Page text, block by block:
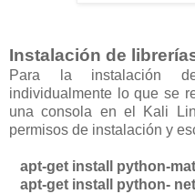
Instalación de
Para la instalación
individualmente lo que se
una consola en el Kali
permisos de instalación y
apt-get install python-
apt-get install python-